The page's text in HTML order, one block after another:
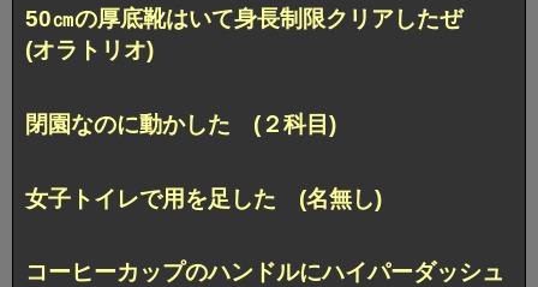
50㎝の厚底靴はいて身長制限クリアしたぜ
(オラトリオ)
閉園なのに動かした (２科目)
女子トイレで用を足した (名無し)
コーヒーカップのハンドルにハイパーダッシュ